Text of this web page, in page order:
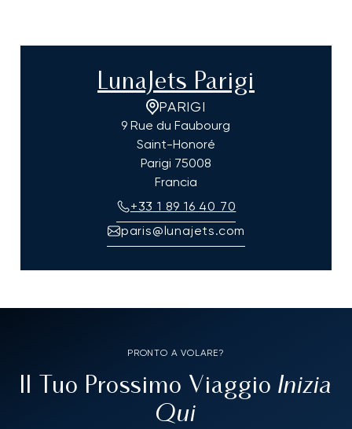
LunaJets Parigi
PARIGI
9 Rue du Faubourg
Saint-Honoré
Parigi 75008
Francia
+33 1 89 16 40 70
paris@lunajets.com
PRONTO A VOLARE?
Il Tuo Prossimo Viaggio Inizia
Qui